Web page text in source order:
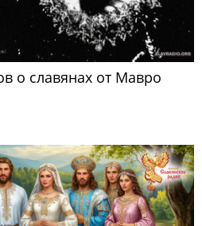
о славянах от Мавро